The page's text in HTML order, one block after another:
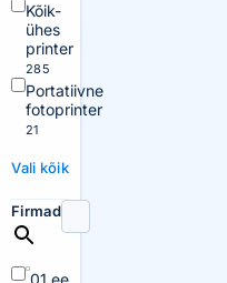
Kõik-
ühes
printer
285
Portatiivne
fotoprinter
21
Vali kõik
Firmad
01.ee